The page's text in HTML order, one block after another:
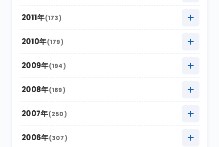
2021年2月 (7)
2020年3月 (6)
2020年2月 (15)
2019年4月
2019年3月 (12)
2019年2月 (6)
2018年5月 (16)
2018年4月
2018年3月 (11)
2018年2月 (10)
2017年6月 (4)
2017年5月 (15)
2017年4月
2017年3月 (11)
2017年2月 (4)
2016年7月 (13)
2016年6月 (7)
2016年5月 (16)
2016年4月
2016年3月 (10)
2016年2月 (6)
2015年9月 (15)
2015年7月 (14)
2015年6月 (9)
2015年5月 (17)
2015年4月
2015年3月 (12)
2014年10月 (18)
2014年9月 (13)
2014年7月 (8)
2014年6月 (8)
2014年5月 (12)
2014年4月
2013年11月
2013年10月 (12)
2013年9月 (17)
2013年7月 (19)
2013年6月 (12)
2013年5月 (16)
2012年12月 (11)
2012年11月
2012年10月 (17)
2012年9月 (18)
2012年7月 (17)
2012年6月 (17)
2011年(173)
2011年12月 (14)
2011年11月
2011年10月 (22)
2011年9月 (17)
2011年7月 (21)
2010年(179)
2010年12月 (15)
2010年11月
2010年10月 (13)
2010年9月 (19)
2009年(194)
2009年12月 (15)
2009年11月
2009年10月 (13)
2008年(189)
2008年12月 (10)
2008年11月
2007年(250)
2007年12月 (17)
2006年(307)